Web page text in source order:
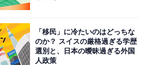
「移民」に冷たいのはどっちな
のか？ スイスの厳格過ぎる学歴
選別と、日本の曖昧過ぎる外国
人政策